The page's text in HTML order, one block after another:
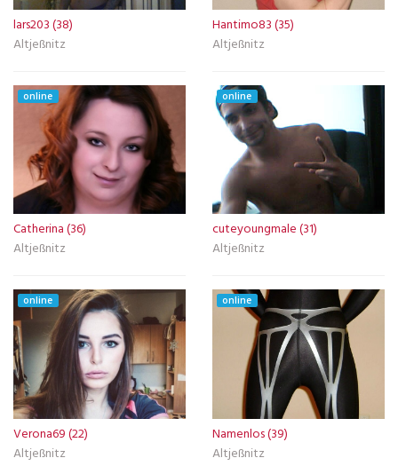
lars203 (38)
Altjeßnitz
Hantimo83 (35)
Altjeßnitz
online
Catherina (36)
Altjeßnitz
online
cuteyoungmale (31)
Altjeßnitz
online
Verona69 (22)
Altjeßnitz
online
Namenlos (39)
Altjeßnitz